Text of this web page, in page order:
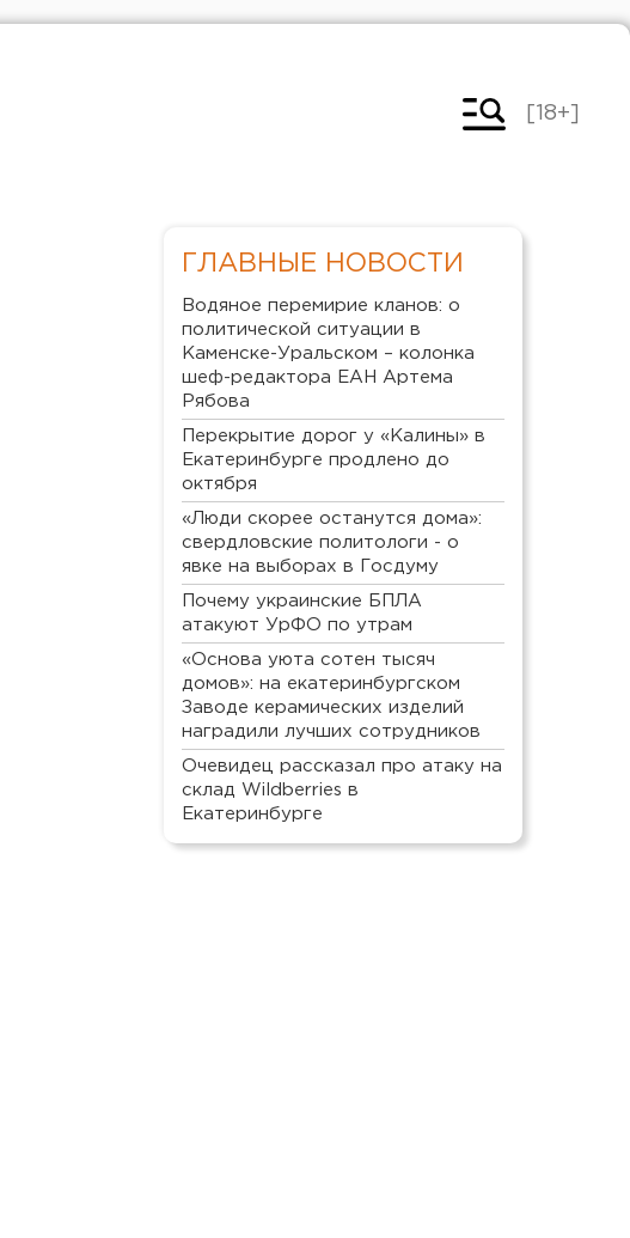
[18+]
ГЛАВНЫЕ НОВОСТИ
Водяное перемирие кланов: о
политической ситуации в
Каменске-Уральском – колонка
шеф-редактора ЕАН Артема
Рябова
Перекрытие дорог у «Калины» в
Екатеринбурге продлено до
октября
«Люди скорее останутся дома»:
свердловские политологи - о
явке на выборах в Госдуму
Почему украинские БПЛА
атакуют УрФО по утрам
«Основа уюта сотен тысяч
домов»: на екатеринбургском
Заводе керамических изделий
наградили лучших сотрудников
Очевидец рассказал про атаку на
склад Wildberries в
Екатеринбурге